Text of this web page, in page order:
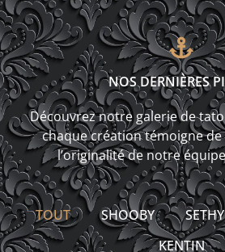
NOS DERNIÈRES
Découvrez notre galerie de
chaque création témoigne
l’originalité de notre
TOUT SHOOBY
KENTIN